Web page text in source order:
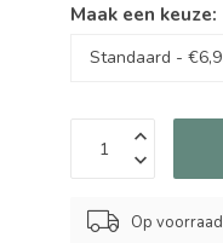
Maak een keuze:
Op voorraad